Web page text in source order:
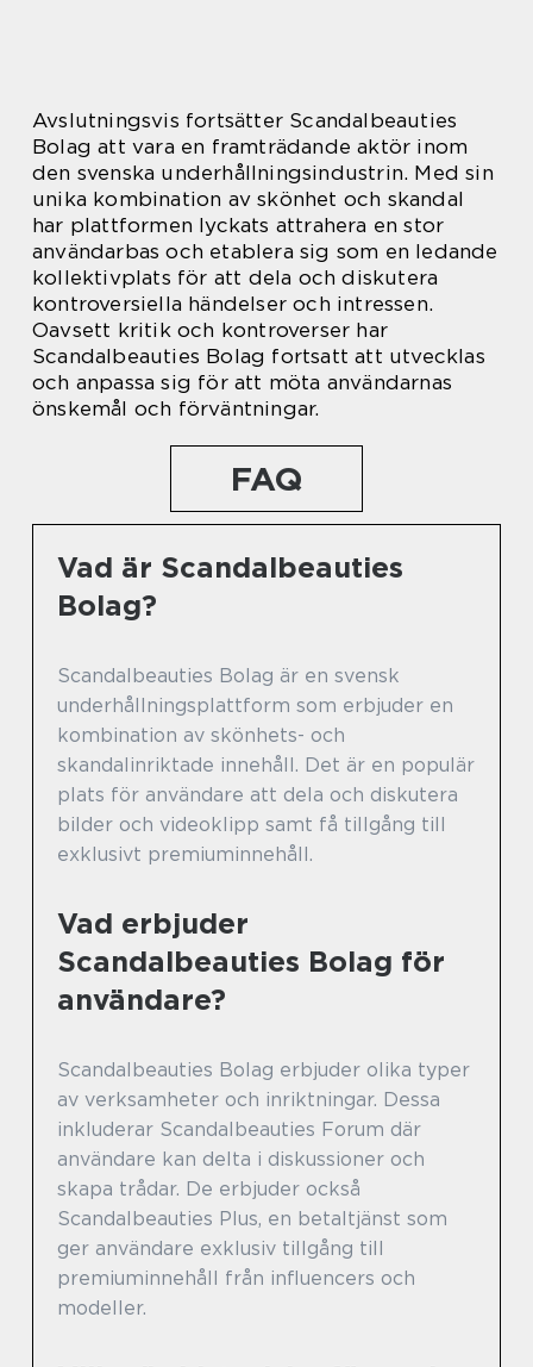
Avslutningsvis fortsätter Scandalbeauties
Bolag att vara en framträdande aktör inom
den svenska underhållningsindustrin. Med sin
unika kombination av skönhet och skandal
har plattformen lyckats attrahera en stor
användarbas och etablera sig som en ledande
kollektivplats för att dela och diskutera
kontroversiella händelser och intressen.
Oavsett kritik och kontroverser har
Scandalbeauties Bolag fortsatt att utvecklas
och anpassa sig för att möta användarnas
önskemål och förväntningar.
FAQ
Vad är Scandalbeauties
Bolag?
Scandalbeauties Bolag är en svensk
underhållningsplattform som erbjuder en
kombination av skönhets- och
skandalinriktade innehåll. Det är en populär
plats för användare att dela och diskutera
bilder och videoklipp samt få tillgång till
exklusivt premiuminnehåll.
Vad erbjuder
Scandalbeauties Bolag för
användare?
Scandalbeauties Bolag erbjuder olika typer
av verksamheter och inriktningar. Dessa
inkluderar Scandalbeauties Forum där
användare kan delta i diskussioner och
skapa trådar. De erbjuder också
Scandalbeauties Plus, en betaltjänst som
ger användare exklusiv tillgång till
premiuminnehåll från influencers och
modeller.